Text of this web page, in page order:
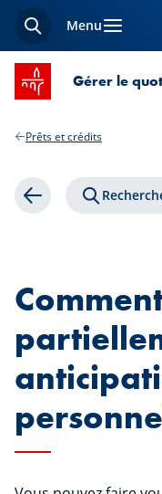
Recherche
Menu
Accueil SPUERKEESS
Gérer le
Prêts et crédits
Retour